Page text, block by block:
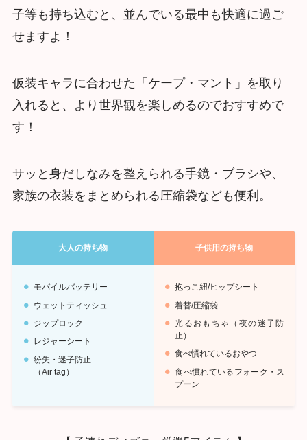
子等も持ち込むと、並んでいる最中も快適に過ご
せますよ！
仮装キャラに合わせた「ケープ・マント」を取り
入れると、より世界観を楽しめるのでおすすめで
す！
サッと身だしなみを整えられる手鏡・ブラシや、
家族の衣装をまとめられる圧縮袋なども便利。
大人の持ち物 子供用の持ち物
モバイルバッテリー
ウェットティッシュ
ジップロック
レジャーシート
紛失・迷子防止
（Air tag）
抱っこ紐/ヒップシート
着替/圧縮袋
光るおもちゃ（夜の迷子防
止）
食べ慣れているおやつ
食べ慣れているフォーク・ス
プーン